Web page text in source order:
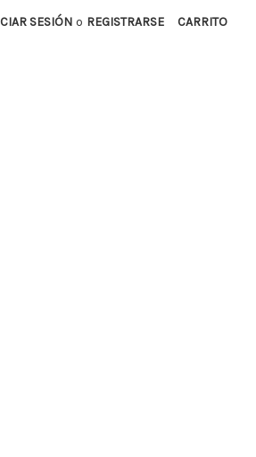
SESIÓN o REGISTRARSE CARRITO